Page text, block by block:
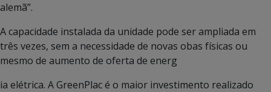
alemã”.
A capacidade instalada da unidade pode ser ampliada em
três vezes, sem a necessidade de novas obas físicas ou
mesmo de aumento de oferta de energ
ia elétrica. A GreenPlac é o maior investimento realizado